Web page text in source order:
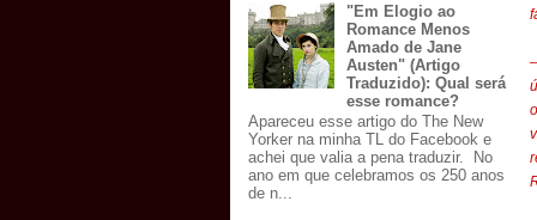
"Em Elogio ao
Romance Menos
Amado de Jane
Austen" (Artigo
Traduzido): Qual será
esse romance?
Apareceu esse artigo do The New
Yorker na minha TL do Facebook e
achei que valia a pena traduzir. No
ano em que celebramos os 250 anos
de n...